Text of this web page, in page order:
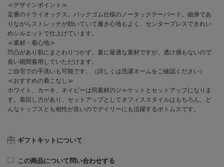
≪デザインポイント≫
定番のドライオックス。バックゴム仕様のノータックテーパード。細身であ
りながらストレッチが効いていて履き心地もよく、センタープレスできれい
めシルエットで仕上げています。
≪素材・着心地≫
凹凸があり肌にまとわりつかず、夏に最適な素材ですが、透け感もないので
長い期間着用していただけます。
ご自宅での手洗いも可能です。（詳しくは洗濯ネームをご確認ください）
≪おすすめの着こなし≫
ホワイト、カーキ、ネイビーは同素材のジャケットとセットアップになりま
す。着回し力があり、セットアップとしてオフィススタイルはもちろん、ど
んなトップスとも相性が良いのでデイリーにも活躍するボトムスです。
ギフトキットについて
この商品について問い合わせする